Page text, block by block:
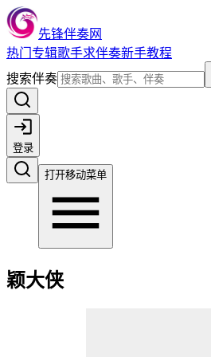
先锋伴奏网
热门 专辑歌手求伴奏新手教程
搜索伴奏
登录
打开移动菜单
颖大侠